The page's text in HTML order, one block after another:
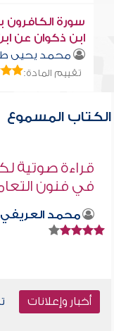
سورة الكافرون
ابن ذكوان عن
محمد يحيى
تقييم المادة:
الكتاب المسموع
قراءة صوتية
في فنون
محمد العريفي
أخبار وإعلانات